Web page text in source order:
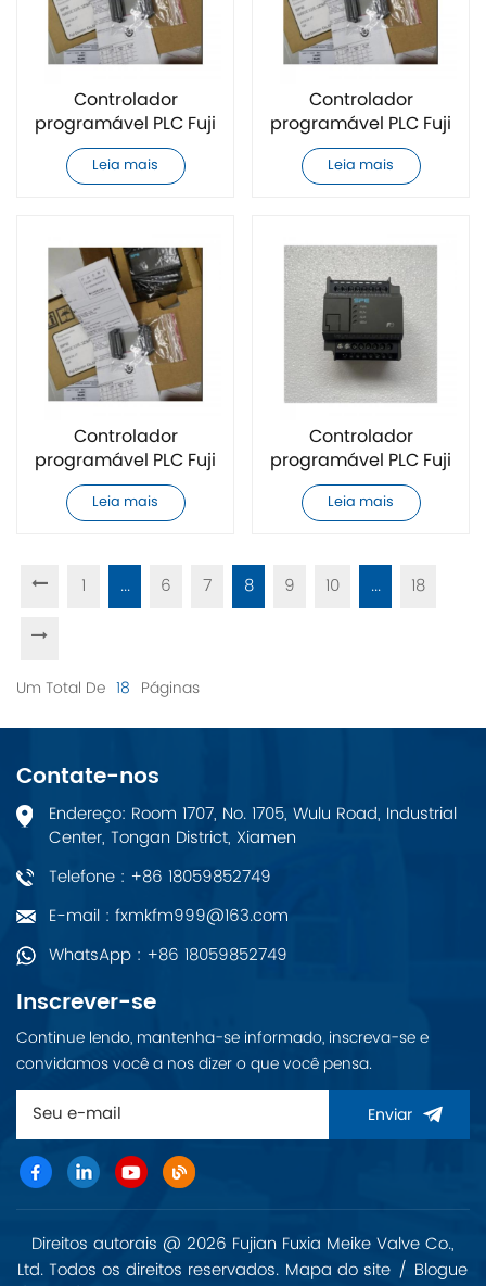
Controlador
programável PLC Fuji
NW8P-BT original e
novo
Leia mais
Controlador
programável PLC Fuji
NW0E16R-3ZSPE
original e novo
Leia mais
Controlador
programável PLC Fuji
NW0E32R-3ZSPE
original e novo
Leia mais
Controlador
programável PLC Fuji
NW0P20R-31ZSPE
original e novo
Leia mais
1 ... 6 7 8 9 10 ... 18
Um Total De 18 Páginas
Contate-nos
Endereço: Room 1707, No. 1705, Wulu Road, Industrial
Center, Tongan District, Xiamen
Telefone : +86 18059852749
E-mail : fxmkfm999@163.com
WhatsApp : +86 18059852749
Inscrever-se
Continue lendo, mantenha-se informado, inscreva-se e
convidamos você a nos dizer o que você pensa.
Enviar
Direitos autorais @ 2026 Fujian Fuxia Meike Valve Co.,
Ltd. Todos os direitos reservados. Mapa do site / Blogue